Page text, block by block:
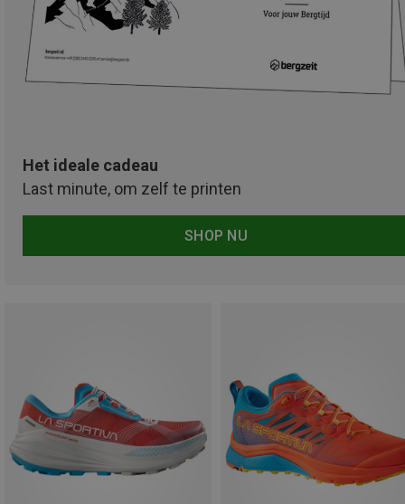
Het ideale cadeau
Last minute, om zelf te printen
SHOP NU